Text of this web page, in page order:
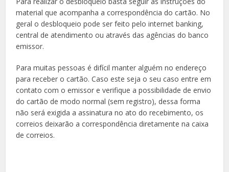
material que acompanha a correspondência do cartão. No
geral o desbloqueio pode ser feito pelo internet banking,
central de atendimento ou através das agências do banco
emissor.
Para muitas pessoas é difícil manter alguém no endereço
para receber o cartão. Caso este seja o seu caso entre em
contato com o emissor e verifique a possibilidade de envio
do cartão de modo normal (sem registro), dessa forma
não será exigida a assinatura no ato do recebimento, os
correios deixarão a correspondência diretamente na caixa
de correios.